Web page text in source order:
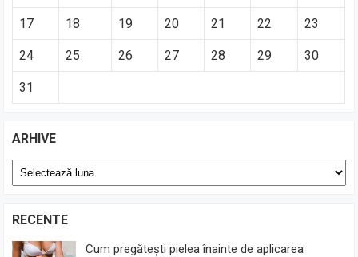
17 18 19 20 21 22 23
24 25 26 27 28 29 30
31
ARHIVE
Arhive
RECENTE
Cum pregătești pielea înainte de aplicarea